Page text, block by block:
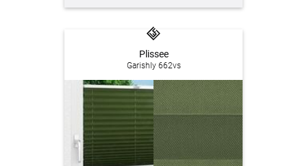
Plissee
Garishly 662vs